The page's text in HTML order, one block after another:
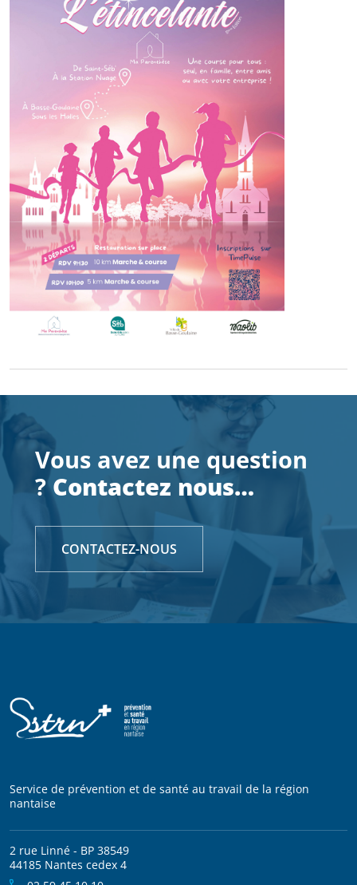
Vous avez une question
?Contactez nous…
CONTACTEZ-NOUS
Service de prévention et de santé au travail de la région
nantaise
2 rue Linné - BP 38549
44185 Nantes cedex 4